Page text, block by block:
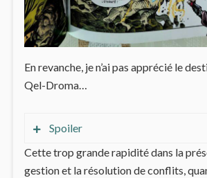
En revanche, je n’ai pas apprécié le
Qel-Droma…
Spoiler
Aprés avoir vaincu et tué son frère
Cette trop grande rapidité dans la
gestion et la résolution de conflits,